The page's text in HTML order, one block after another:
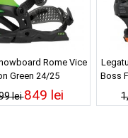
Rome Vice
Green 24/25
lei849 lei
Boss